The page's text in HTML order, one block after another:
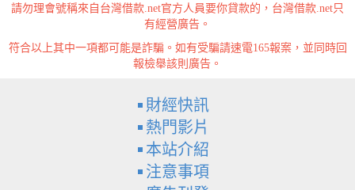
請勿理會號稱來自台灣借款.net官方人員要你貸款的，台灣借款.net只
有經營廣告。
符合以上其中一項都可能是詐騙。如有受騙請速電165報案，並同時回
報檢舉該則廣告。
財經快訊
熱門影片
本站介紹
注意事項